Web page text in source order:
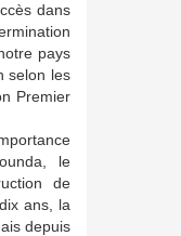
dans
pays
selon les
Premier
le
de
ans, la
depuis